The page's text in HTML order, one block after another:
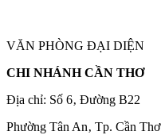
VĂN PHÒNG ĐẠI DIỆN
CHI NHÁNH CẦN THƠ
Địa chỉ: Số 6‚ Đường B22
Phường Tân An‚ Tp. Cần Thơ